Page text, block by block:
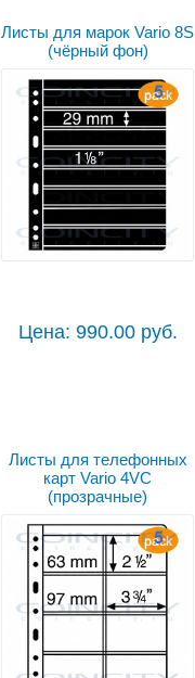
Листы для марок Vario 8S
(чёрный фон)
Цена: 990.00 руб.
Листы для телефонных
карт Vario 4VC
(прозрачные)